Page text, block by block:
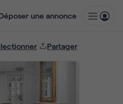
une annonce
Partager